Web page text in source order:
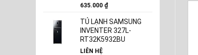
635.000 ₫
TỦ LẠNH SAMSUNG
INVENTER 327L-
RT32K5932BU
LIÊN HỆ